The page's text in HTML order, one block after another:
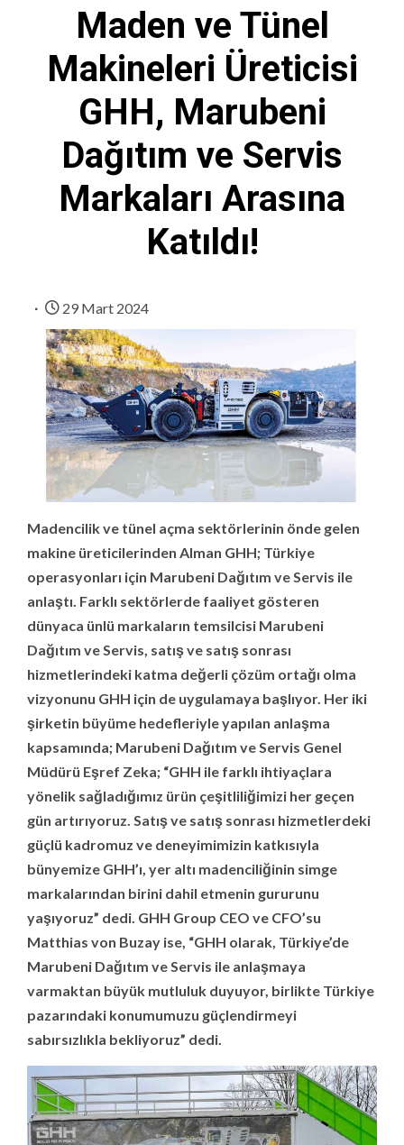
Maden ve Tünel
Makineleri Üreticisi
GHH, Marubeni
Dağıtım ve Servis
Markaları Arasına
Katıldı!
29 Mart 2024
Madencilik ve tünel açma sektörlerinin önde gelen
makine üreticilerinden Alman GHH; Türkiye
operasyonları için Marubeni Dağıtım ve Servis ile
anlaştı. Farklı sektörlerde faaliyet gösteren
dünyaca ünlü markaların temsilcisi Marubeni
Dağıtım ve Servis, satış ve satış sonrası
hizmetlerindeki katma değerli çözüm ortağı olma
vizyonunu GHH için de uygulamaya başlıyor. Her iki
şirketin büyüme hedefleriyle yapılan anlaşma
kapsamında; Marubeni Dağıtım ve Servis Genel
Müdürü Eşref Zeka; “GHH ile farklı ihtiyaçlara
yönelik sağladığımız ürün çeşitliliğimizi her geçen
gün artırıyoruz. Satış ve satış sonrası hizmetlerdeki
güçlü kadromuz ve deneyimimizin katkısıyla
bünyemize GHH’ı, yer altı madenciliğinin simge
markalarından birini dahil etmenin gururunu
yaşıyoruz” dedi. GHH Group CEO ve CFO’su
Matthias von Buzay ise, “GHH olarak, Türkiye’de
Marubeni Dağıtım ve Servis ile anlaşmaya
varmaktan büyük mutluluk duyuyor, birlikte Türkiye
pazarındaki konumumuzu güçlendirmeyi
sabırsızlıkla bekliyoruz” dedi.